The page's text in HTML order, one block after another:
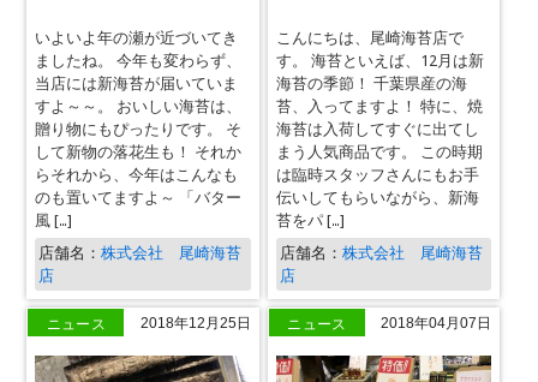
いよいよ年の瀬が近づいてき
ましたね。 今年も変わらず、
当店には新海苔が届いていま
すよ～～。 おいしい海苔は、
贈り物にもぴったりです。 そ
して新物の落花生も！ それか
らそれから、今年はこんなも
のも置いてますよ～ 「バター
風 […]
店舗名：株式会社 尾崎海苔
店
こんにちは、尾崎海苔店で
す。 海苔といえば、12月は新
海苔の季節！ 千葉県産の海
苔、入ってますよ！ 特に、焼
海苔は入荷してすぐに出てし
まう人気商品です。 この時期
は臨時スタッフさんにもお手
伝いしてもらいながら、新海
苔をパ […]
店舗名： 株式会社 尾崎海苔
店
ニュース 2018年12月25日 ニュース 2018年04月07日